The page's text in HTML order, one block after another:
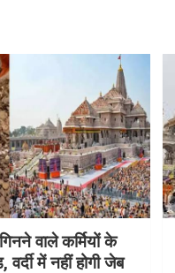
वाले कर्मियों के
में नहीं होगी जेब